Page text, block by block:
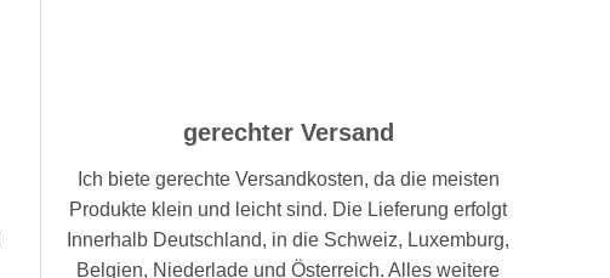
gerechter Versand
Ich biete gerechte Versandkosten, da die meisten
Produkte klein und leicht sind. Die Lieferung erfolgt
Innerhalb Deutschland, in die Schweiz, Luxemburg,
Belgien, Niederlade und Österreich. Alles weitere